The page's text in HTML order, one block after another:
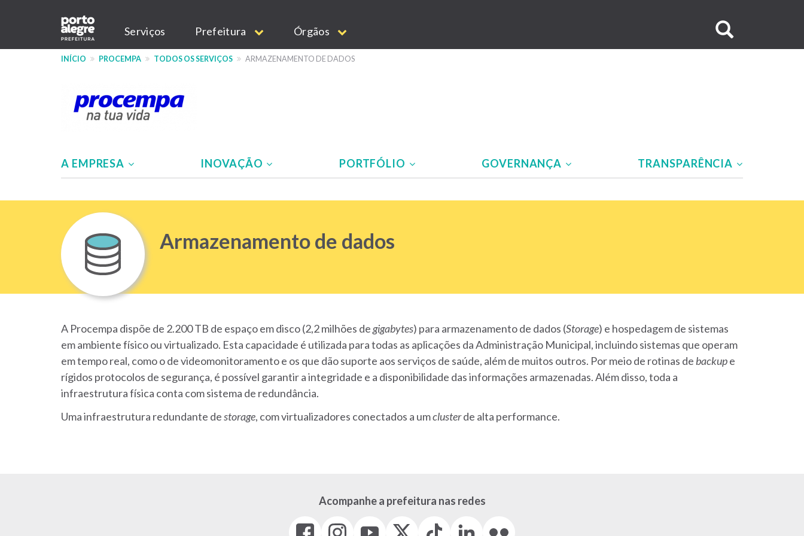
conteúdo
Main
navigation
Serviços Prefeitura Órgãos
no
INÍCIO PROCEMPA TODOS OS SERVIÇOS ARMAZENAMENTO DE DADOS
Menu
Site
PROCEMPA
A EMPRESA INOVAÇÃO PORTFÓLIO GOVERNANÇA TRANSPARÊNCIA
Armazenamento de dados
A Procempa dispõe de 2.200 TB de espaço em disco (2,2 milhões degigabytes) para armazenamento de dados (Storage) e hospedagem de sistemas
em ambiente físico ou virtualizado. Esta capacidade é utilizada para todas as aplicações da Administração Municipal, incluindo sistemas que operam
em tempo real, como o de videomonitoramento e os que dão suporte aos serviços de saúde, além de muitos outros. Por meio de rotinas de backupe
rígidos protocolos de segurança, é possível garantir a integridade e a disponibilidade das informações armazenadas. Além disso, toda a
infraestrutura física conta com sistema de redundância.
Uma infraestrutura redundante destorage, com virtualizadores conectados a umclusterde alta performance.
Acompanhe a prefeitura nas redes
FacebookInstagram
Tiktok
LinkedIn